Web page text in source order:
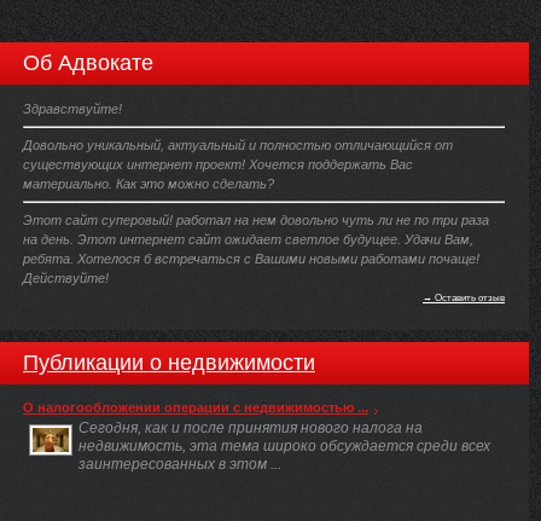
Об Адвокате
Здравствуйте!
Довольно уникальный, актуальный и полностью отличающийся от
существующих интернет проект! Хочется поддержать Вас
материально. Как это можно сделать?
Этот сайт суперовый! работал на нем довольно чуть ли не по три раза
на день. Этот интернет сайт ожидает светлое будущее. Удачи Вам,
ребята. Хотелося б встречаться с Вашими новыми работами почаще!
Действуйте!
→ Оставить отзыв
Публикации о недвижимости
О налогообложении операции с недвижимостью ...
Сегодня, как и после принятия нового налога на
недвижимость, эта тема широко обсуждается среди всех
заинтересованных в этом ...